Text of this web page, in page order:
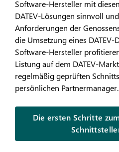
Software-Hersteller mit
DATEV-Lösungen sinnvoll
Anforderungen der
die Umsetzung eines DATEV-
Software-Hersteller
Listung auf dem DATEV-
regelmäßig geprüften
persönlichen Partnermanager.
Die ersten Schritte